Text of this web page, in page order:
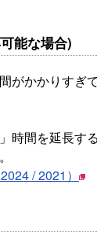
能な場合)
がかかりす
間を延長す
/ 2021）